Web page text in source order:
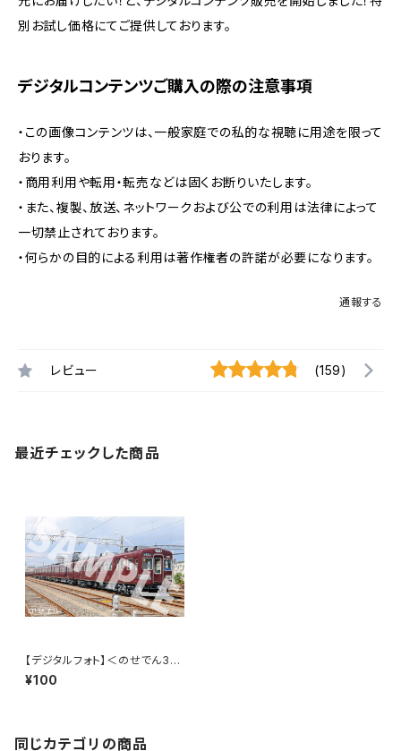
別お試し価格にてご提供しております。
デジタルコンテンツご購入の際の注意事項
・この画像コンテンツは、一般家庭での私的な視聴に用途を限って
おります。
・商用利用や転用・転売などは固くお断りいたします。
・また、複製、放送、ネットワークおよび公での利用は法律によって
一切禁止されております。
・何らかの目的による利用は著作権者の許諾が必要になります。
通報する
レビュー (159)
最近チェックした商品
【デジタルフォト】＜のせでん310
0系＞全般検査完了
¥100
同じカテゴリの商品